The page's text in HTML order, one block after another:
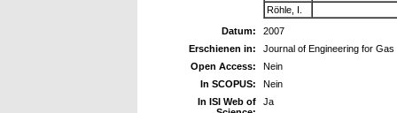
Röhle, I.
Datum:
2007
Erschienen in:
Journal of Engineering for
Open Access:
Nein
In SCOPUS:
Nein
In ISI Web of
Ja